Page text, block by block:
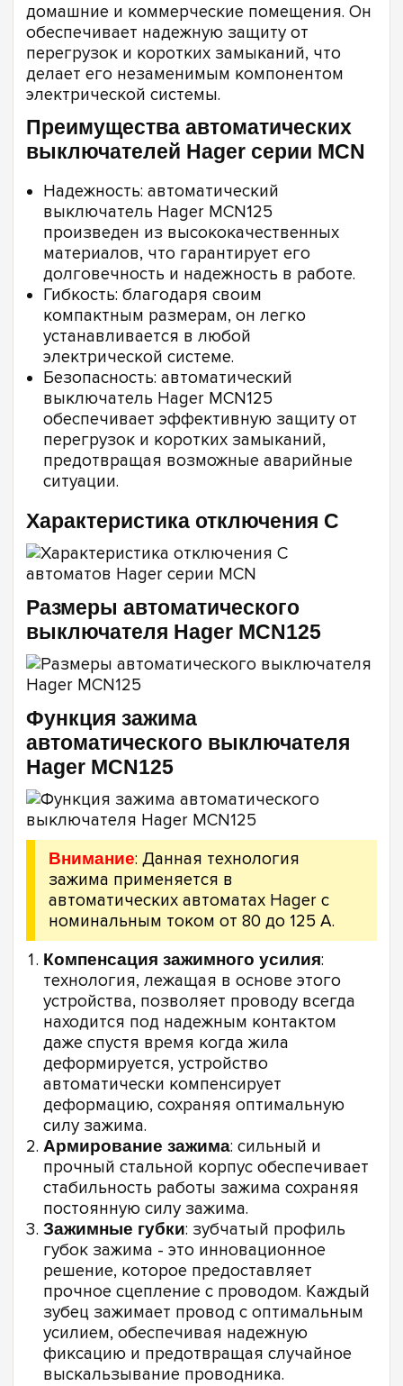
домашние и коммерческие помещения. Он
обеспечивает надежную защиту от
перегрузок и коротких замыканий, что
делает его незаменимым компонентом
электрической системы.
Преимущества автоматических
выключателей Hager серии MCN
Надежность: автоматический
выключатель Hager MCN125
произведен из высококачественных
материалов, что гарантирует его
долговечность и надежность в работе.
Гибкость: благодаря своим
компактным размерам, он легко
устанавливается в любой
электрической системе.
Безопасность: автоматический
выключатель Hager MCN125
обеспечивает эффективную защиту от
перегрузок и коротких замыканий,
предотвращая возможные аварийные
ситуации.
Характеристика отключения C
Размеры автоматического
выключателя Hager MCN125
Функция зажима
автоматического выключателя
Hager MCN125
Внимание: Данная технология
зажима применяется в
автоматических автоматах Hager с
номинальным током от 80 до 125 А.
Компенсация зажимного усилия:
технология, лежащая в основе этого
устройства, позволяет проводу всегда
находится под надежным контактом
даже спустя время когда жила
деформируется, устройство
автоматически компенсирует
деформацию, сохраняя оптимальную
силу зажима.
Армирование зажима: сильный и
прочный стальной корпус обеспечивает
стабильность работы зажима сохраняя
постоянную силу зажима.
Зажимные губки: зубчатый профиль
губок зажима - это инновационное
решение, которое предоставляет
прочное сцепление с проводом. Каждый
зубец зажимает провод с оптимальным
усилием, обеспечивая надежную
фиксацию и предотвращая случайное
выскальзывание проводника.